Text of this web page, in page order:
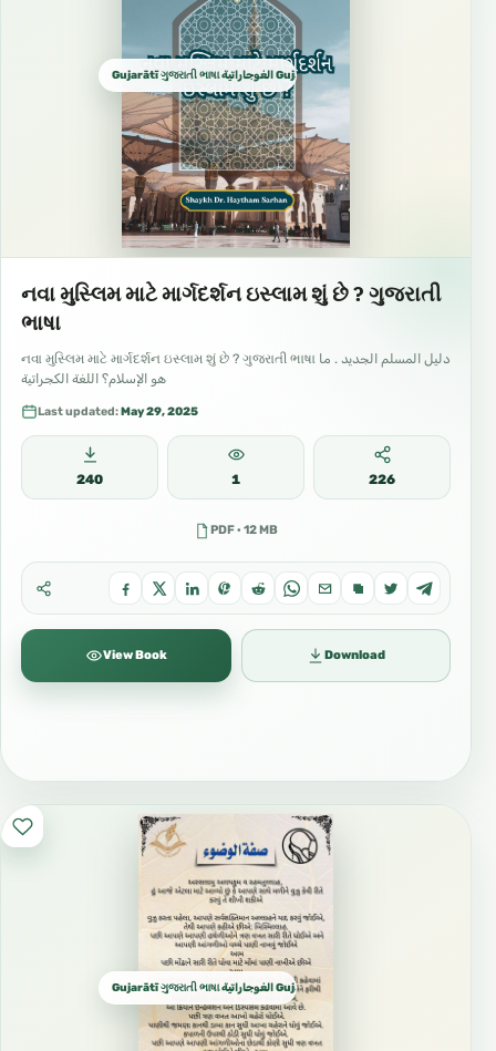
Gujarātī ગુજરાતી ભાષા الغوجاراتية Gujarati كجراتية
નવા મુસ્લિમ માટે માર્ગદર્શન ઇસ્લામ શું છે ? ગુજરાતી
ભાષા
નવા મુસ્લિમ માટે માર્ગદર્શન ઇસ્લામ શું છે ? ગુજરાતી ભાષા دليل المسلم الجديد . ما
هو الإسلام؟ اللغة الكجراتية
Last updated:May 29, 2025
240 1 226
PDF · 12 MB
View Book Download